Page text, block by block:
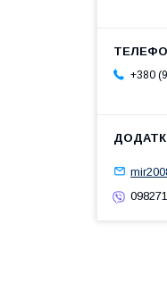
+380